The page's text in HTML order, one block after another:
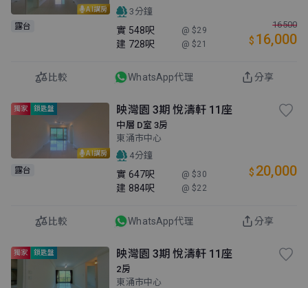
AI講房
露台
3分鐘
實 548呎 @ $29
建 728呎 @ $21
16500
$ 16,000
比較 WhatsApp代理 分享
AI講房
獨家 鎖匙盤
露台
映灣園 3期 悅濤軒 11座
中層 D室 3房
東涌市中心
4分鐘
實 647呎 @ $30
建 884呎 @ $22
$ 20,000
比較 WhatsApp代理 分享
獨家 鎖匙盤 映灣園 3期 悅濤軒 11座
2房
東涌市中心